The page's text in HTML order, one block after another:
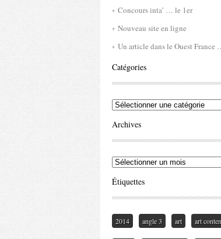
Concours inta’ … le 1er
Nouveau site en ligne
Un article dans le Ouest
Catégories
Archives
Étiquettes
2014 angle 3 art art